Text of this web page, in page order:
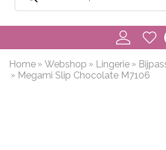
Home Webshop Lingerie
Megami Slip Chocolate M7106